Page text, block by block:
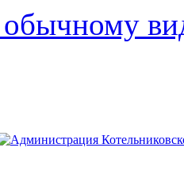
обычному